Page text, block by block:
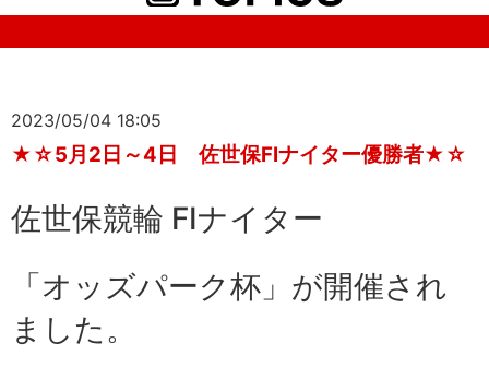
2023/05/04 18:05
★☆5月2日～4日 佐世保FⅠナイター優勝者★☆
佐世保競輪 FⅠナイター
「オッズパーク杯」が開催され
ました。